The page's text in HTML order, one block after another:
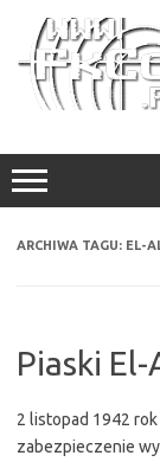
treści
ARCHIWA TAGU: EL-
Piaski
2 listopad 1942
zabezpieczenie